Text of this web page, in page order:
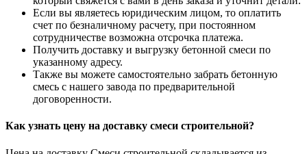
Если вы являетесь юридическим лицом, то оплатить
счет по безналичному расчету, при постоянном
сотрудничестве возможна отсрочка платежа.
Получить доставку и выгрузку бетонной смеси по
указанному адресу.
Также вы можете самостоятельно забрать бетонную
смесь с нашего завода по предварительной
договоренности.
Как узнать цену на доставку смеси строительной?